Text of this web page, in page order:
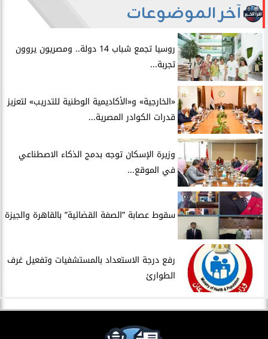
آخر الموضوعات
روسيا تجمع شباب 14 دولة.. ومصريون يروون
تجربة...
​«الخارجية» و«الأكاديمية الوطنية للتدريب» لتعزيز
قدرات الكوادر المصرية...
​وزيرة الإسكان توجه بدمج الذكاء الاصطناعي
في الموقع...
سقوط عصابة ”الصفة القضائية” بالقاهرة والجيزة
​رفع درجة الاستعداد بالمستشفيات وتفعيل غرف
الطوارئ